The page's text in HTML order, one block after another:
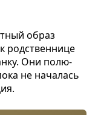
образ
род­ствен­нице
Они полю­
не нача­лась